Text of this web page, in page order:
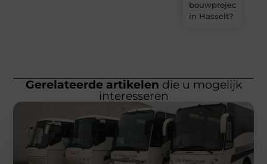
bouwproject
in Hasselt?
Gerelateerde artikelen die u mogelijk
interesseren